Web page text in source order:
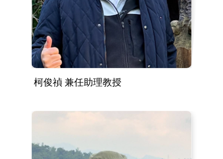
柯俊禎 兼任助理教授